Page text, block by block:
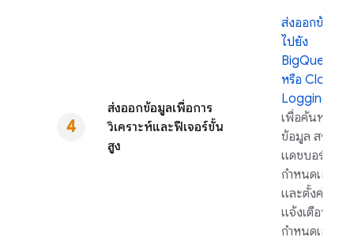
ส่งออกข้อมูลเพื่อการ
วิเคราะห์และฟีเจอร์ขั้น
สูง
ส่งออกข้อมูล
ไปยัง
BigQuery
หรือ Cloud
Logging
เพื่อค้นหา
ข้อมูล สร้าง
แดชบอร์ดที่
กําหนดเอง
และตั้งค่าการ
แจ้งเตือนที่
กําหนดเอง